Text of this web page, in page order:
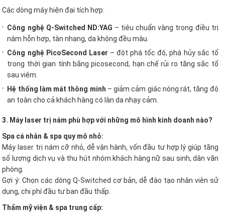
Các dòng máy hiện đại tích hợp:
Công nghệ Q-Switched ND:YAG – tiêu chuẩn vàng trong điều trị
nám hỗn hợp, tàn nhang, da không đều màu.
Công nghệ PicoSecond Laser – đột phá tốc độ, phá hủy sắc tố
trong thời gian tính bằng picosecond, hạn chế rủi ro tăng sắc tố
sau viêm.
Hệ thống làm mát thông minh – giảm cảm giác nóng rát, tăng độ
an toàn cho cả khách hàng có làn da nhạy cảm.
3. Máy laser trị nám phù hợp với những mô hình kinh doanh nào?
Spa cá nhân & spa quy mô nhỏ:
Máy laser trị nám cỡ nhỏ, dễ vận hành, vốn đầu tư hợp lý giúp tăng
số lượng dịch vụ và thu hút nhóm khách hàng nữ sau sinh, dân văn
phòng.
Gợi ý: Chọn các dòng Q-Switched cơ bản, dễ đào tạo nhân viên sử
dụng, chi phí đầu tư ban đầu thấp.
Thẩm mỹ viện & spa trung cấp: